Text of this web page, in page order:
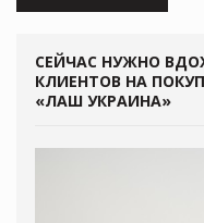
СЕЙЧАС НУЖНО
КЛИЕНТОВ НА
«ЛАШ УКРАИНА»